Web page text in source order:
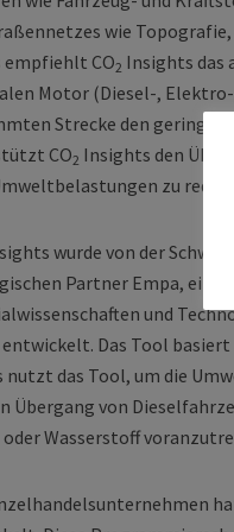
wie
empfiehlt CO2 Insights das
Motor (Diesel-,
Strecke den
CO2 Insights den
zu
wurde von der
Partner Empa,
und
Das Tool
nutzt das Tool, um die
Übergang von
Wasserstoff